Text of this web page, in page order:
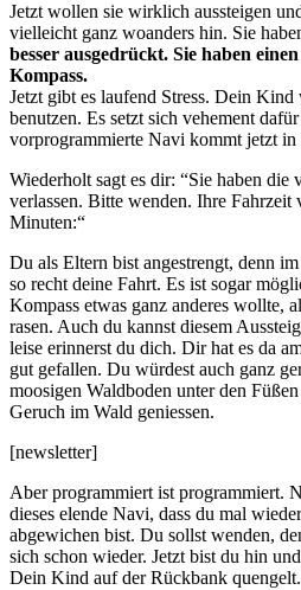
Jetzt wollen sie wirklich aussteigen
vielleicht ganz woanders hin. Sie
besser ausgedrückt. Sie haben
Kompass.
Jetzt gibt es laufend Stress. Dein
benutzen. Es setzt sich vehement
vorprogrammierte Navi kommt jetzt in
Wiederholt sagt es dir: “Sie haben die
verlassen. Bitte wenden. Ihre Fahrzeit
Minuten:“
Du als Eltern bist angestrengt, denn
so recht deine Fahrt. Es ist sogar
Kompass etwas ganz anderes wollte,
rasen. Auch du kannst diesem
leise erinnerst du dich. Dir hat es da
gut gefallen. Du würdest auch ganz
moosigen Waldboden unter den
Geruch im Wald geniessen.
[newsletter]
Aber programmiert ist programmiert.
dieses elende Navi, dass du mal
abgewichen bist. Du sollst wenden,
sich schon wieder. Jetzt bist du hin
Dein Kind auf der Rückbank quengelt.